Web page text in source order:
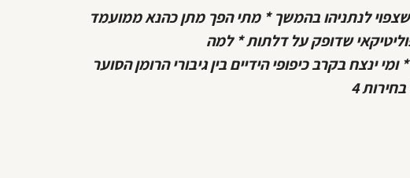
לנתניהו בהמשך * מתי הפך מתן כהנא ממועמד
שדופק על דלתות * למה
הנס של מרצ ב–2021 הוא הבעיה שלה ב–2022 * ומי ינצח בקרב כיפופי הידיים בין גיבורי הרומן הסוער
4